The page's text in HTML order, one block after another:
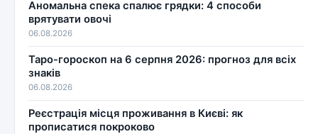
Аномальна спека спалює грядки: 4 способи
врятувати овочі
06.08.2026
Таро-гороскоп на 6 серпня 2026: прогноз для всіх
знаків
06.08.2026
Реєстрація місця проживання в Києві: як
прописатися покроково